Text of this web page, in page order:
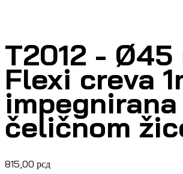
T2012 - Ø45
Flexi creva
čeličnom
815,00 рсд